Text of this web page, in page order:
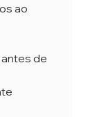
ao
de